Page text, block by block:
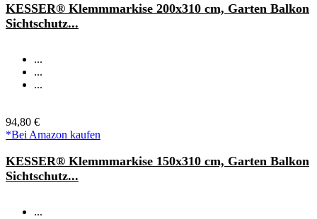
KESSER® Klemmmarkise 200x310 cm, Garten Balkon
Sichtschutz...
...
...
...
94,80 €
*Bei Amazon kaufen
KESSER® Klemmmarkise 150x310 cm, Garten Balkon
Sichtschutz...
...